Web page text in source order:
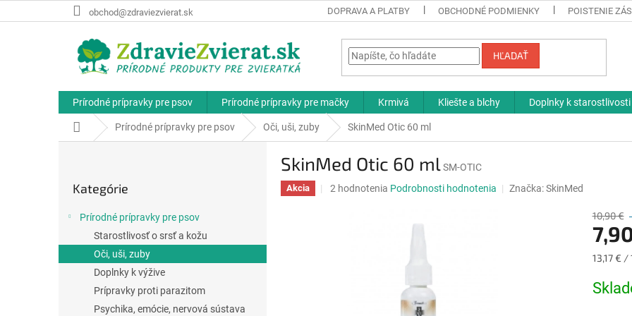
na
obchod@zdraviezvierat.sk DOPRAVA A PLATBY OBCHODNÉ PODMIENKY POISTENIE
HĽADAŤ
Prírodné prípravky pre psov Prírodné prípravky pre mačky Krmivá Kliešte a blchy Doplnky k starostlivosti
DomovPrírodné prípravky pre psov Oči, uši, zuby SkinMed Otic 60 ml
a
kategórie
Kategórie
Prírodné prípravky pre psov
Starostlivosť o srsť a kožu
Oči, uši, zuby
Doplnky k výžive
Prípravky proti parazitom
Psychika, emócie, nervová sústava
SkinMed Otic 60 mlSM-OTIC
Akcia
Priemerné
2 hodnotenia Podrobnosti hodnotenia Značka:SkinMed
10,90 €
13,17 € /